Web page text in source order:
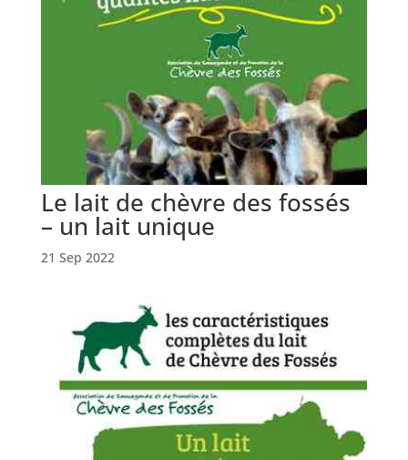
Le lait de chèvre des fossés
– un lait unique
21 Sep 2022